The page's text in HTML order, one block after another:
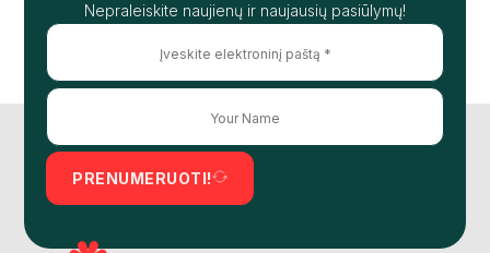
Nepraleiskite naujienų ir naujausių pasiūlymų!
PRENUMERUOTI!